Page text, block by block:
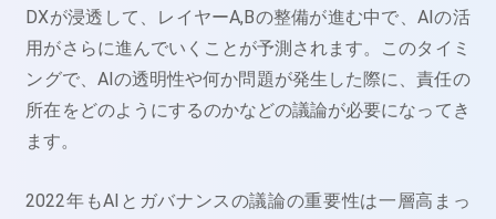
DXが浸透して、レイヤーA,Bの整備が進む中で、AIの活
用がさらに進んでいくことが予測されます。このタイミ
ングで、AIの透明性や何か問題が発生した際に、責任の
所在をどのようにするのかなどの議論が必要になってき
ます。
2022年もAIとガバナンスの議論の重要性は一層高まっ